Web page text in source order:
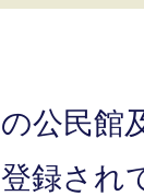
公民館
録され